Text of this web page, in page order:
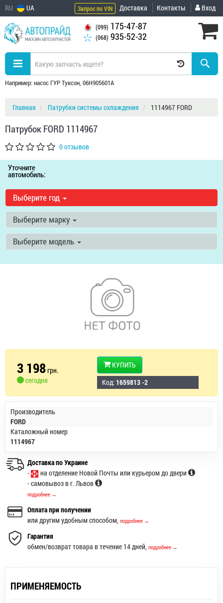
RU UA Запрос по VIN Доставка Контакты Вход
(099) 175-47-87
(068) 935-52-32
Например: насос ГУР Туксон, 06H905601A
Главная Патрубки системы охлаждения 1114967 FORD
Патрубок FORD 1114967
0 отзывов
Уточните
автомобиль:
Выберите год
Выберите марку
Выберите модель
3 198грн.
сегодня
КУПИТЬ
Код: 1659813 -2
Производитель
FORD
Каталожный номер
1114967
Доставка по Украине
-
на отделение Новой Почты или курьером до двери
- самовывоз в г. Львов
подробнее →
Оплата при получении
или другим удобным способом, подробнее →
Гарантия
обмен/возврат товара в течение 14 дней, подробнее →
ПРИМЕНЯЕМОСТЬ